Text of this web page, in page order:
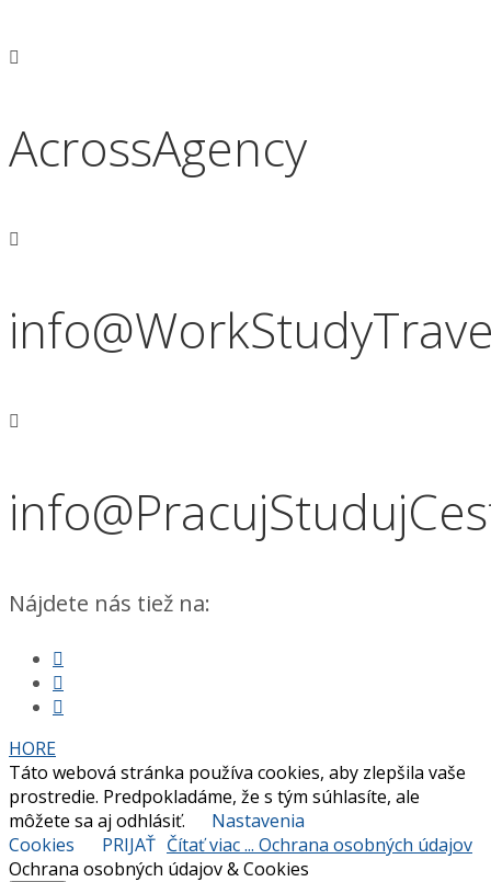
AcrossAgency
Nájdete nás tiež na:
HORE
Táto webová stránka používa cookies, aby zlepšila vaše
prostredie. Predpokladáme, že s tým súhlasíte, ale
môžete sa aj odhlásiť.
Nastavenia
Cookies
PRIJAŤ Čítať viac ... Ochrana osobných údajov
Ochrana osobných údajov & Cookies